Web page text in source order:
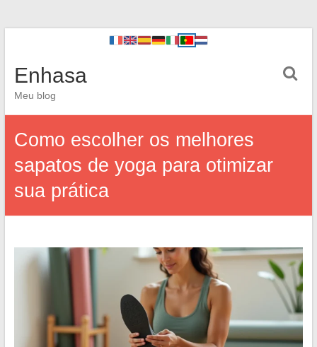
Enhasa
Meu blog
Como escolher os melhores
sapatos de yoga para otimizar
sua prática